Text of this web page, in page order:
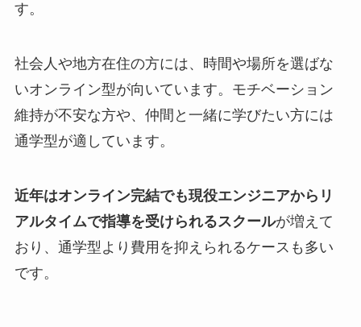
す。
社会人や地方在住の方には、時間や場所を選ばな
いオンライン型が向いています。モチベーション
維持が不安な方や、仲間と一緒に学びたい方には
通学型が適しています。
近年はオンライン完結でも現役エンジニアからリ
アルタイムで指導を受けられるスクールが増えて
おり、通学型より費用を抑えられるケースも多い
です。